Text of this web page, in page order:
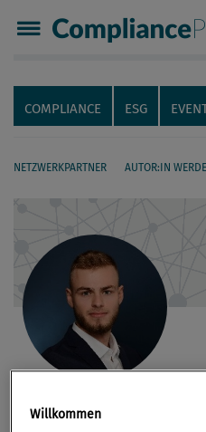
Compliance
Servicenavigation
Navigation
COMPLIANCE ESG
NETZWERKPARTNER AUTOR:IN
Lucas Fröhlich
Willkommen